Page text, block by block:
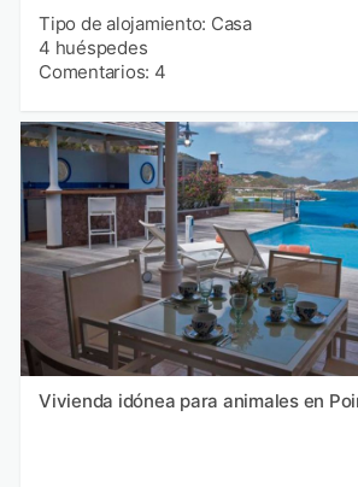
Tipo de alojamiento: Casa
4 huéspedes
Comentarios: 4
Vivienda idónea para animales en